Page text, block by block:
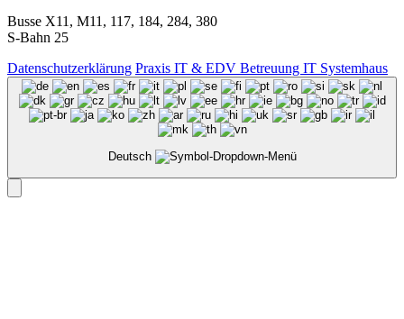
Busse X11, M11, 117, 184, 284, 380
S-Bahn 25
Datenschutzerklärung Praxis IT & EDV Betreuung IT Systemhaus
Deutsch